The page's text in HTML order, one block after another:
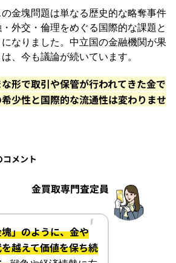
金塊問題は単なる歴史的な略奪事件
外交・倫理をめぐる国際的な課題と
なりました。中立国の金融機関が果
、今も議論が続いています。
形で取引や保管が行われてきた金で
少性と国際的な流通性は変わりませ
メント
金買取専門査定員
」のように、金や
越えて価値を保ち続